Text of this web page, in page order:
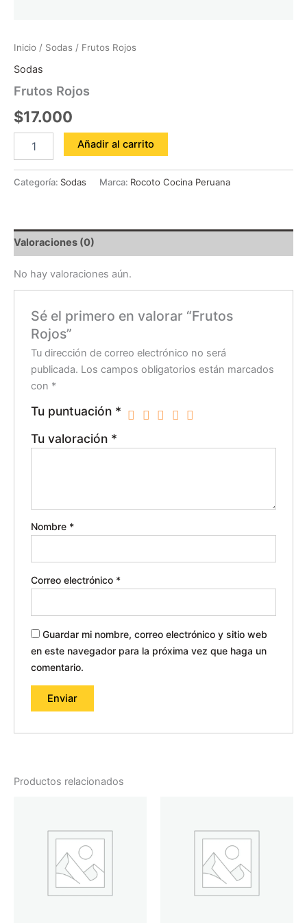
Inicio / Sodas / Frutos Rojos
Sodas
Frutos Rojos
$17.000
Añadir al carrito
Categoría: Sodas Marca: Rocoto Cocina Peruana
Valoraciones (0)
No hay valoraciones aún.
Sé el primero en valorar “Frutos
Rojos”
Tu dirección de correo electrónico no será
publicada. Los campos obligatorios están marcados
con *
Tu puntuación *
Tu valoración *
Nombre *
Correo electrónico *
Guardar mi nombre, correo electrónico y sitio web
en este navegador para la próxima vez que haga un
comentario.
Productos relacionados